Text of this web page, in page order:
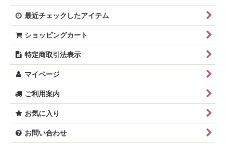
最近チェックしたアイテム
ショッピングカート
特定商取引法表示
マイページ
ご利用案内
お気に入り
お問い合わせ